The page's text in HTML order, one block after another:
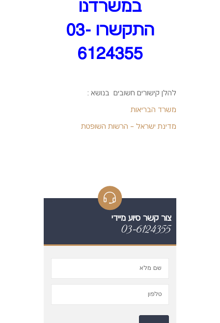
במשרדנו
התקשרו 03-
6124355
להלן קישורים חשובים בנושא :
משרד הבריאות
מדינת ישראל – הרשות השופטת
צור קשר סיוע מיידי
03-6124355